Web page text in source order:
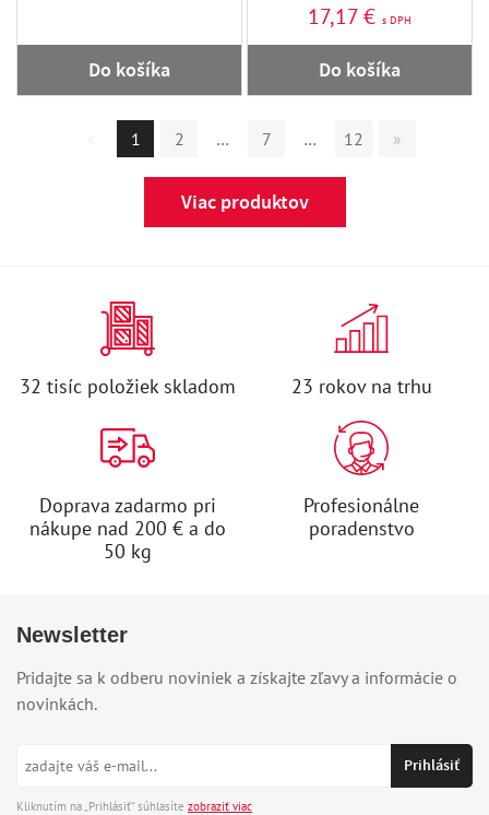
Do košíka
17,17 € s DPH
Do košíka
1 2 … 7 … 12 »
Viac produktov
32 tisíc položiek skladom 23 rokov na trhu
Doprava zadarmo pri
nákupe nad 200 € a do
50 kg
Profesionálne
poradenstvo
Newsletter
Pridajte sa k odberu noviniek a získajte zľavy a informácie o
novinkách.
Kliknutím na „Prihlásiť“ súhlasíte zobraziť viac